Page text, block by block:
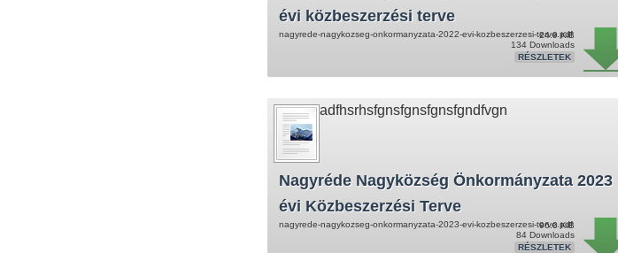
évi közbeszerzési terve
nagyrede-nagykozseg-onkormanyzata-2022-evi-kozbeszerzesi-terve.pdf
24.9 KiB
134 Downloads
RÉSZLETEK
adfhsrhsfgnsfgnsfgnsfgndfvgn
Nagyréde Nagyközség Önkormányzata 2023
évi Közbeszerzési Terve
nagyrede-nagykozseg-onkormanyzata-2023-evi-kozbeszerzesi-terve.pdf
96.0 KiB
84 Downloads
RÉSZLETEK